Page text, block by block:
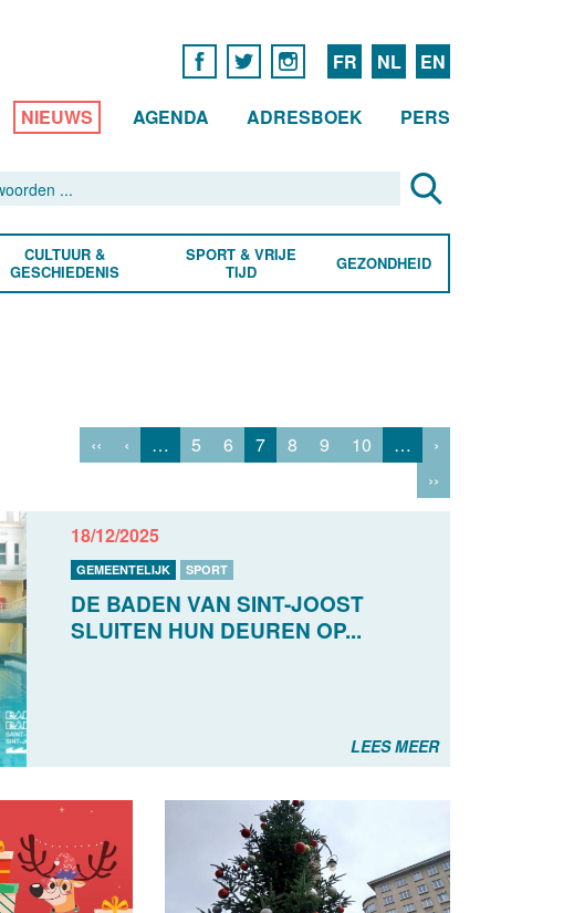
FR NL EN
NIEUWS AGENDA ADRESBOEK PERS
CULTUUR &
GESCHIEDENIS
SPORT & VRIJE
TIJD
GEZONDHEID
‹‹ ‹ … 5 6 7 8 9 10 …
›
››
18/12/2025
GEMEENTELIJK SPORT
DE BADEN VAN SINT-JOOST
SLUITEN HUN DEUREN OP...
LEES MEER